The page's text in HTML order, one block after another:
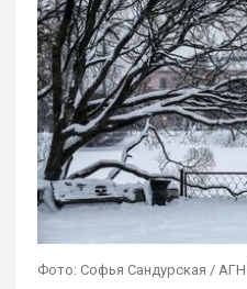
Фото: Софья Сандурская /